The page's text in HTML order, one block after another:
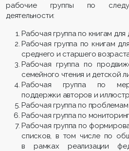
рабочие группы по
деятельности:
Рабочая группа по книгам
Рабочая группа по книгам
среднего и старшего
Рабочая группа по
семейного чтения и детской
Рабочая группа по
поддержки авторов и
Рабочая группа по
Рабочая группа по
Рабочая группа по
списков, в том числе по
в рамках реализации